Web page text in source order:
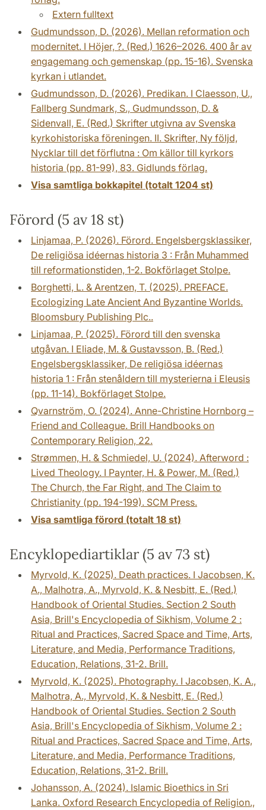
Extern fulltext
Gudmundsson, D. (2026). Mellan reformation och
modernitet. I Höjer, ?. (Red.) 1626–2026. 400 år av
engagemang och gemenskap (pp. 15-16). Svenska
kyrkan i utlandet.
Gudmundsson, D. (2026). Predikan. I Claesson, U.,
Fallberg Sundmark, S., Gudmundsson, D. &
Sidenvall, E. (Red.) Skrifter utgivna av Svenska
kyrkohistoriska föreningen. II. Skrifter, Ny följd,
Nycklar till det förflutna : Om källor till kyrkors
historia (pp. 81-99), 83. Gidlunds förlag.
Visa samtliga bokkapitel (totalt 1204 st)
Förord (5 av 18 st)
Linjamaa, P. (2026). Förord. Engelsbergsklassiker,
De religiösa idéernas historia 3 : Från Muhammed
till reformationstiden, 1-2. Bokförlaget Stolpe.
Borghetti, L. & Arentzen, T. (2025). PREFACE.
Ecologizing Late Ancient And Byzantine Worlds.
Bloomsbury Publishing Plc..
Linjamaa, P. (2025). Förord till den svenska
utgåvan. I Eliade, M. & Gustavsson, B. (Red.)
Engelsbergsklassiker, De religiösa idéernas
historia 1 : Från stenåldern till mysterierna i Eleusis
(pp. 11-14). Bokförlaget Stolpe.
Qvarnström, O. (2024). Anne-Christine Hornborg –
Friend and Colleague. Brill Handbooks on
Contemporary Religion, 22.
Strømmen, H. & Schmiedel, U. (2024). Afterword :
Lived Theology. I Paynter, H. & Power, M. (Red.)
The Church, the Far Right, and The Claim to
Christianity (pp. 194-199). SCM Press.
Visa samtliga förord (totalt 18 st)
Encyklopediartiklar (5 av 73 st)
Myrvold, K. (2025). Death practices. I Jacobsen, K.
A., Malhotra, A., Myrvold, K. & Nesbitt, E. (Red.)
Handbook of Oriental Studies. Section 2 South
Asia, Brill's Encyclopedia of Sikhism, Volume 2 :
Ritual and Practices, Sacred Space and Time, Arts,
Literature, and Media, Performance Traditions,
Education, Relations, 31-2. Brill.
Myrvold, K. (2025). Photography. I Jacobsen, K. A.,
Malhotra, A., Myrvold, K. & Nesbitt, E. (Red.)
Handbook of Oriental Studies. Section 2 South
Asia, Brill's Encyclopedia of Sikhism, Volume 2 :
Ritual and Practices, Sacred Space and Time, Arts,
Literature, and Media, Performance Traditions,
Education, Relations, 31-2. Brill.
Johansson, A. (2024). Islamic Bioethics in Sri
Lanka. Oxford Research Encyclopedia of Religion.,